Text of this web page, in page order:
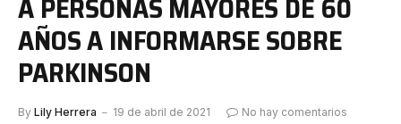
AÑOS A INFORMARSE SOBRE
PARKINSON
By Lily Herrera 19 de abril de 2021
No hay comentarios